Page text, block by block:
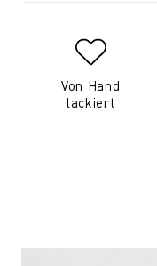
Von Hand
lackiert